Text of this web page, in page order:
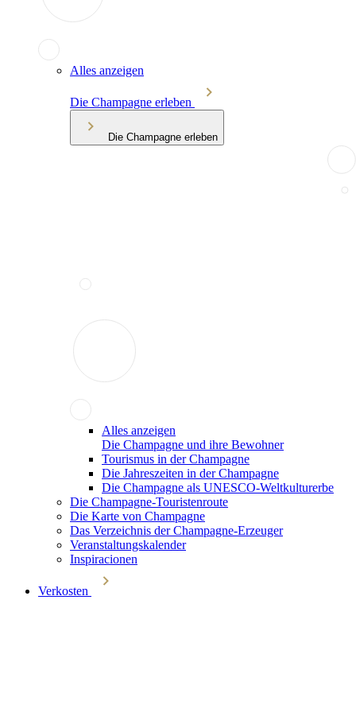
Alles anzeigen
Die Champagne erleben
Die Champagne erleben
Alles anzeigen
Die Champagne und ihre Bewohner
Tourismus in der Champagne
Die Jahreszeiten in der Champagne
Die Champagne als UNESCO-Weltkulturerbe
Die Champagne-Touristenroute
Die Karte von Champagne
Das Verzeichnis der Champagne-Erzeuger
Veranstaltungskalender
Inspiracionen
Verkosten